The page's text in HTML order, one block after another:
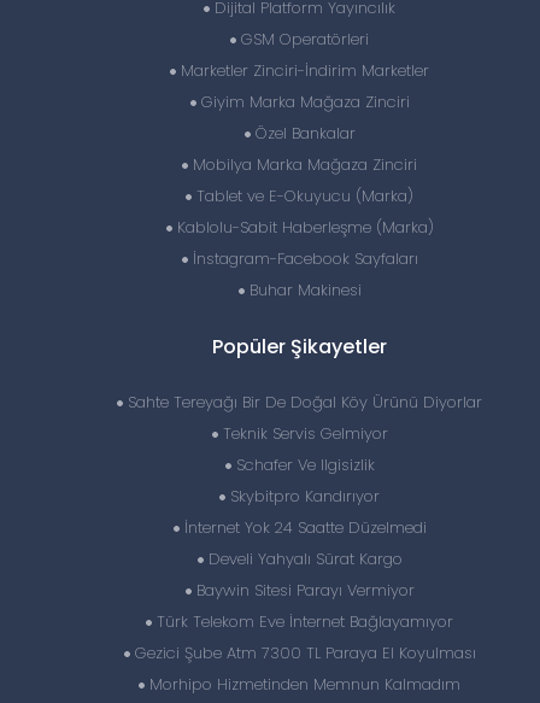
Dijital Platform Yayıncılık
GSM Operatörleri
Marketler Zinciri-İndirim Marketler
Giyim Marka Mağaza Zinciri
Özel Bankalar
Mobilya Marka Mağaza Zinciri
Tablet ve E-Okuyucu (Marka)
Kablolu-Sabit Haberleşme (Marka)
İnstagram-Facebook Sayfaları
Buhar Makinesi
Popüler Şikayetler
Sahte Tereyağı Bir De Doğal Köy Ürünü Diyorlar
Teknik Servis Gelmiyor
Schafer Ve Ilgisizlik
Skybitpro Kandırıyor
İnternet Yok 24 Saatte Düzelmedi
Develi Yahyalı Sürat Kargo
Baywin Sitesi Parayı Vermiyor
Türk Telekom Eve İnternet Bağlayamıyor
Gezici Şube Atm 7300 TL Paraya El Koyulması
Morhipo Hizmetinden Memnun Kalmadım